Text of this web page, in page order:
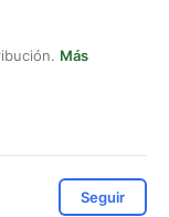
Más
Seguir